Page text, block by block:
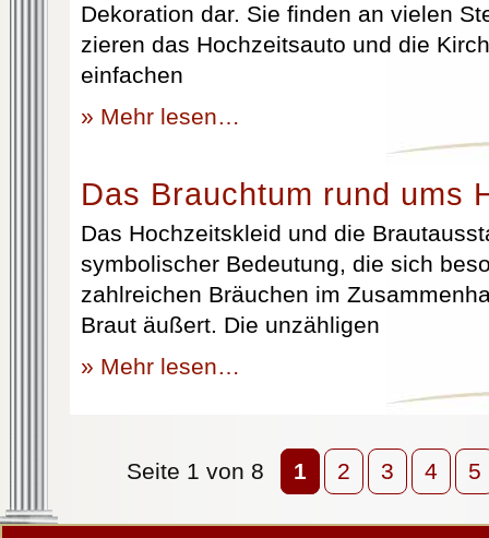
Dekoration dar. Sie finden an vielen
zieren das Hochzeitsauto und die
einfachen
» Mehr lesen…
Das Brauchtum rund ums
Das Hochzeitskleid und die
symbolischer Bedeutung, die sich
zahlreichen Bräuchen im
Braut äußert. Die unzähligen
» Mehr lesen…
Seite 1 von 8 1 2 3 4 5